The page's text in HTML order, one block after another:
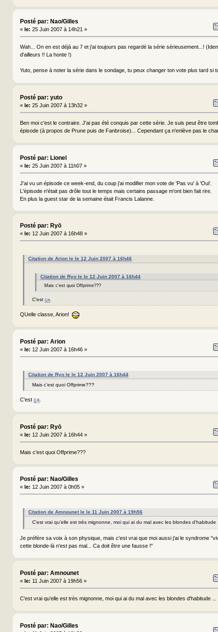
Posté par: Nao/Gilles
« le: 25 Juin 2007 à 14h21 »
Wah... On en est déjà au 7 et j'ai toujours pas regardé la série sérieusement...!
d'ailleurs !! La honte !)
Yuto, pense à noter la série dans le sondage, tu peux changer ton vote plus tard si
Posté par: yuto
« le: 25 Juin 2007 à 13h32 »
Ben moi c'est le contraire. J'ai pas été conquis par cette série. Je suis peut être
épisode (à propos de Prune puis de Fanbroise)... Cependant ça n'enlève pas le
Posté par: Lionel
« le: 25 Juin 2007 à 11h07 »
J'ai vu un épisode ce week-end, du coup j'ai modifier mon vote de 'Pas vu' à 'Oui'.
L'épisode n'était pas drôle tout le temps mais certains passage m'ont bien fait rire.
En plus la guest star de la semaine était Francis Lalanne.
Posté par: Ryō
« le: 12 Juin 2007 à 16h48 »
Citation de Arion le le 12 Juin 2007 à 16h46
Citation de Ryo le le 12 Juin 2007 à 16h44
Mais c'est quoi Offprime???
C'est ça
QUelle classe, Arion!
Posté par: Arion
« le: 12 Juin 2007 à 16h46 »
Citation de Ryo le le 12 Juin 2007 à 16h44
Mais c'est quoi Offprime???
C'est ça.
Posté par: Ryō
« le: 12 Juin 2007 à 16h44 »
Mais c'est quoi Offprime???
Posté par: Nao/Gilles
« le: 12 Juin 2007 à 0h05 »
Citation de Amnounet le le 11 Juin 2007 à 19h56
C'est vrai qu'elle est très mignonne, moi qui ai du mal avec les blondes
Je préfère sa voix à son physique, mais c'est vrai que moi aussi j'ai le syndrome
cette blonde-là n'est pas mal... Ca doit être une fausse !"
Posté par: Amnounet
« le: 11 Juin 2007 à 19h56 »
C'est vrai qu'elle est très mignonne, moi qui ai du mal avec les blondes d'habitude
Posté par: Nao/Gilles